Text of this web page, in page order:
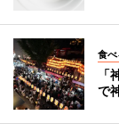
食べ
で